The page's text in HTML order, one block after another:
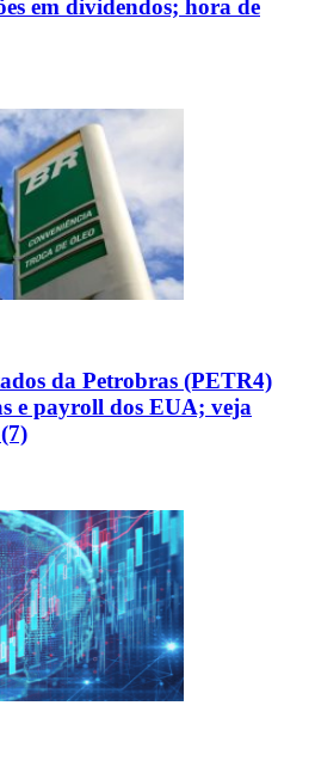
em dividendos; hora de
da Petrobras (PETR4)
e payroll dos EUA; veja